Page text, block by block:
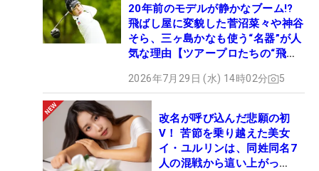
20年前のモデルが静かなブーム!?
飛ばし屋に変貌した菅沼菜々や神谷
そら、三ヶ島かなも使う“名器”が人
気な理由【ツアープロたちの“飛ば
2026年7月29日 (水) 14時02分 5
改名が呼び込んだ悲願の初
V！ 苦節を乗り越えた美女
イ・ユルリンは、同姓同名7
人の混戦から這い上がっ